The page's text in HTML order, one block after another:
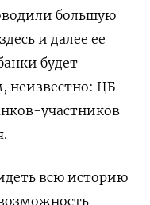
большую
и далее ее
будет
неизвестно: ЦБ
участников
всю историю